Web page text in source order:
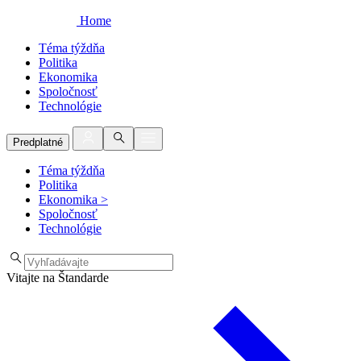
Home
Téma týždňa
Politika
Ekonomika
Spoločnosť
Technológie
Predplatné
Téma týždňa
Politika
Ekonomika >
Spoločnosť
Technológie
Vitajte na Štandarde